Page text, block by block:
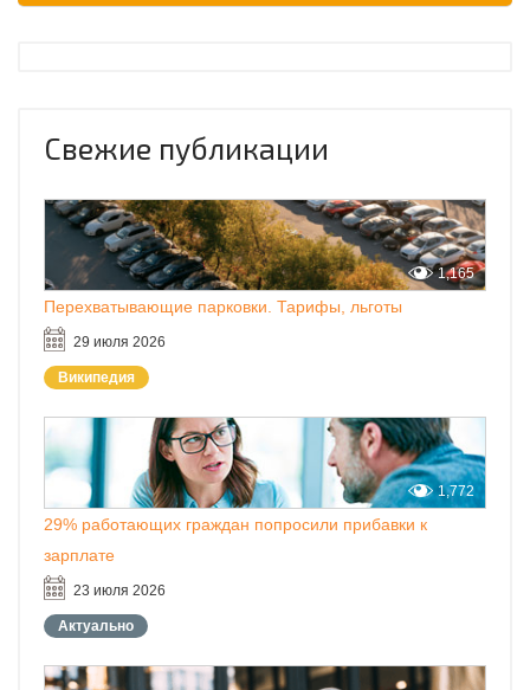
Свежие публикации
Перехватывающие парковки. Тарифы, льготы
29 июля 2026
1,165
Википедия
29% работающих граждан попросили прибавки к
зарплате
23 июля 2026
1,772
Актуально